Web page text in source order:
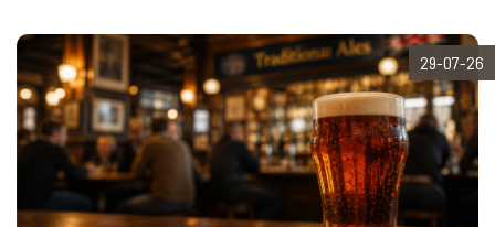
29-07-26